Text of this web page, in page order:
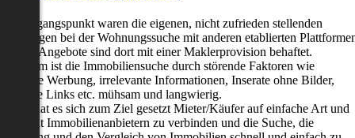
Ausgangspunkt waren die eigenen, nicht zufrieden stellenden
bei der Wohnungssuche mit anderen etablierten
alle Angebote sind dort mit einer Maklerprovision behaftet.
ist die Immobiliensuche durch störende Faktoren wie
Werbung, irrelevante Informationen, Inserate ohne Bilder,
Links etc. mühsam und langwierig.
hat es sich zum Ziel gesetzt Mieter/Käufer auf einfache Art und
mit Immobilienanbietern zu verbinden und die Suche, die